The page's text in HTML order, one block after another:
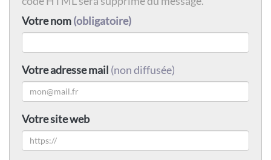
Votre nom(obligatoire)
Votre adresse mail (non diffusée)
Votre site web